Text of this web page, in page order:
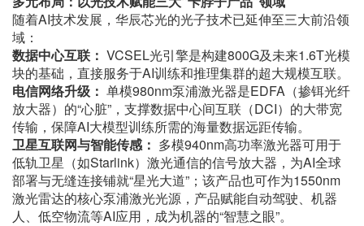
随着AI技术发展，华辰芯光的光子技术已延伸至三大前沿领
域：
数据中心互联： VCSEL光引擎是构建800G及未来1.6T光模
块的基础，直接服务于AI训练和推理集群的超大规模互联。
电信网络升级： 单模980nm泵浦激光器是EDFA（掺铒光纤
放大器）的“心脏”，支撑数据中心间互联（DCI）的大带宽
传输，保障AI大模型训练所需的海量数据远距传输。
卫星互联网与智能传感： 多模940nm高功率激光器可用于
低轨卫星（如Starlink）激光通信的信号放大器，为AI全球
部署与无缝连接铺就“星光大道”；该产品也可作为1550nm
激光雷达的核心泵浦激光光源，产品赋能自动驾驶、机器
人、低空物流等AI应用，成为机器的“智慧之眼”。